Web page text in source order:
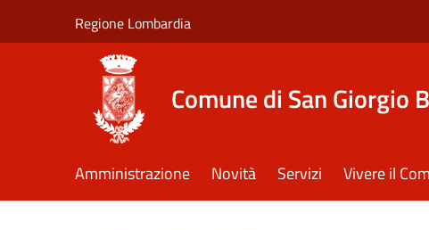
Regione Lombardia
Comune di San Giorgio
Amministrazione Novità Servizi Vivere il